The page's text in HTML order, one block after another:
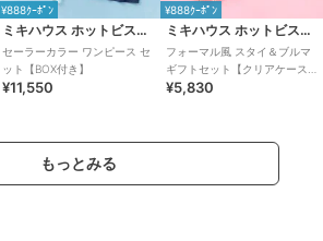
¥888ｸｰﾎﾟﾝ
ミキハウス ホットビスケッツ
セーラーカラー ワンピース セ
ット【BOX付き】
¥11,550
¥888ｸｰﾎﾟﾝ
ミキハウス ホットビスケッツ
フォーマル風 スタイ＆ブルマ
ギフトセット【クリアケース
付き】
¥5,830
もっとみる